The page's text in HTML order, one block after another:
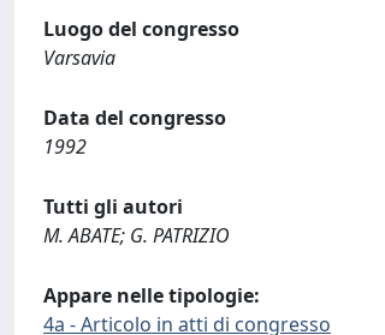
Luogo del congresso
Varsavia
Data del congresso
1992
Tutti gli autori
M. ABATE; G. PATRIZIO
Appare nelle tipologie:
4a - Articolo in atti di congresso